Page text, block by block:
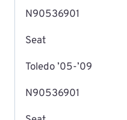
N90536901
Seat
Toledo ’05-’09
N90536901